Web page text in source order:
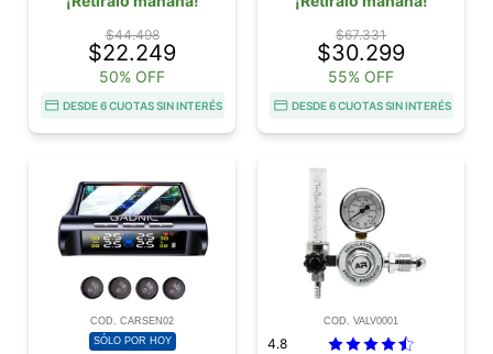
$44.498
$22.249
50% OFF
DESDE 6 CUOTAS SIN INTERÉS
$67.331
$30.299
55% OFF
DESDE 6 CUOTAS SIN INTERÉS
COD. CARSEN02
SÓLO POR HOY
COD. VALV0001
4.8